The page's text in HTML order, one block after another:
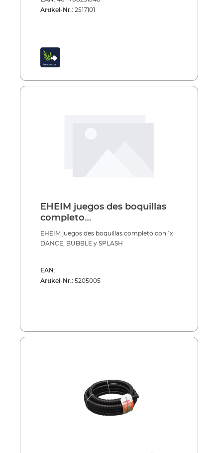
forma en espiral elimina eficazmente
partículas de suciedad pequeñas y medianas
filtrante mecánico EHEIM FILTER MEC Para
los filtros de estanque EHEIM LOOP y PRESS.
combinado con las esponjas filtrantes
para una óptima filtración biológica.
Artikel-Nr.: 2517101
EHEIM juegos des boquillas
completo
dance/bubble/splash
EHEIM juegos des boquillas completo con 1x
DANCE, BUBBLE y SPLASH
EAN:
Artikel-Nr.: 5205005